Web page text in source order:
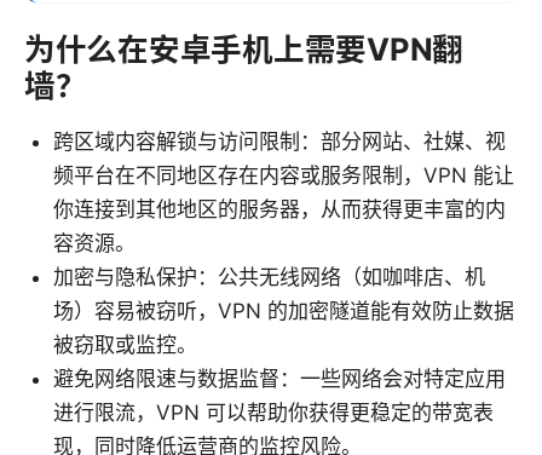
为什么在安卓手机上需要VPN翻
墙？
跨区域内容解锁与访问限制：部分网站、社媒、视
频平台在不同地区存在内容或服务限制，VPN 能让
你连接到其他地区的服务器，从而获得更丰富的内
容资源。
加密与隐私保护：公共无线网络（如咖啡店、机
场）容易被窃听，VPN 的加密隧道能有效防止数据
被窃取或监控。
避免网络限速与数据监督：一些网络会对特定应用
进行限流，VPN 可以帮助你获得更稳定的带宽表
现，同时降低运营商的监控风险。